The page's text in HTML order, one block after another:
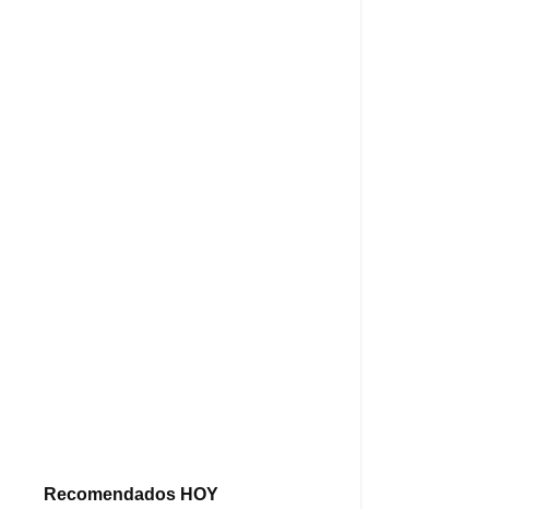
Recomendados HOY